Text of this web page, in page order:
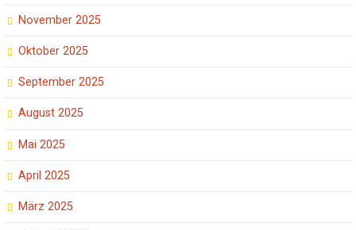
November 2025
Oktober 2025
September 2025
August 2025
Mai 2025
April 2025
März 2025